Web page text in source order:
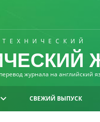
журнала на английский
СВЕЖИЙ ВЫПУСК